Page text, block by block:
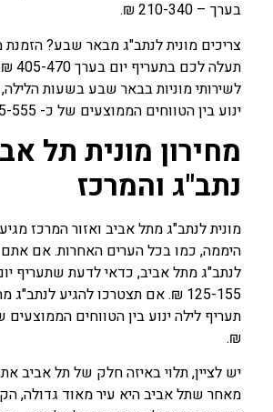
בערך – 210-340 ₪.
צריכים מונית לנתב"ג מבאר שבע? הזמנת
לשירותי מוניות בבאר שבע בשעות
ינוע בין הטווחים הממוצעים של כ- 505-555 ₪.
מחירון מונית תל
נתב"ג והמרכז
מונית לנתב"ג מתל אביב ואזור המרכז
היממה, כמו בכל הערים האחרות. אם אתם
לנתב"ג מתל אביב, כדאי לדעת שתעריף
125-155 ₪. אם תצטרכו להגיע
₪.
יש לציין, תלוי באיזה חלק של תל אביב
מאחר שתל אביב היא עיר מאוד גדולה,